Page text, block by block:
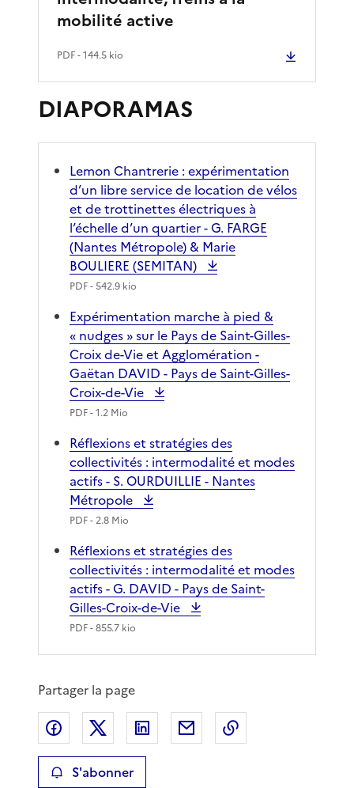
mobilité active
PDF- 144.5 kio
DIAPORAMAS
Lemon Chantrerie : expérimentation
d’un libre service de location de vélos
et de trottinettes électriques à
l’échelle d’un quartier - G. FARGE
(Nantes Métropole) & Marie
BOULIERE (SEMITAN)
PDF- 542.9 kio
Expérimentation marche à pied &
« nudges » sur le Pays de Saint-Gilles-
Croix de-Vie et Agglomération -
Gaëtan DAVID - Pays de Saint-Gilles-
Croix-de-Vie
PDF- 1.2 Mio
Réflexions et stratégies des
collectivités : intermodalité et modes
actifs - S. OURDUILLIE - Nantes
Métropole
PDF- 2.8 Mio
Réflexions et stratégies des
collectivités : intermodalité et modes
actifs - G. DAVID - Pays de Saint-
Gilles-Croix-de-Vie
PDF- 855.7 kio
Partager la page
Partager sur Facebook
Partager sur XPartager sur LinkedIn
Partager par email
S'abonner